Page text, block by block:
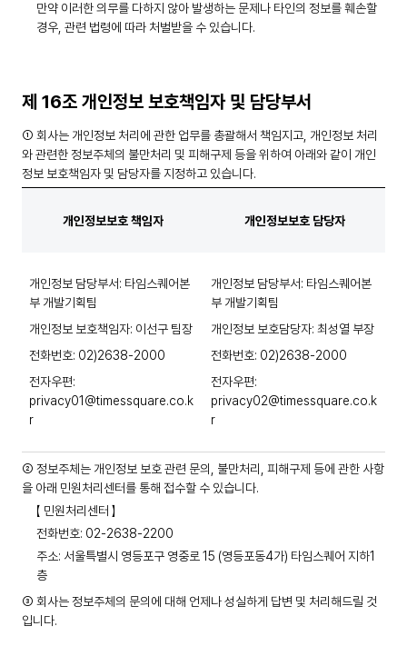
만약 이러한 의무를 다하지 않아 발생하는 문제나 타인의 정보를 훼손할
경우, 관련 법령에 따라 처벌받을 수 있습니다.
제 16조 개인정보 보호책임자 및 담당부서
① 회사는 개인정보 처리에 관한 업무를 총괄해서 책임지고, 개인정보 처리
와 관련한 정보주체의 불만처리 및 피해구제 등을 위하여 아래와 같이 개인
정보 보호책임자 및 담당자를 지정하고 있습니다.
개인정보보호 책임자 개인정보보호 담당자
개인정보 담당부서: 타임스퀘어본
부 개발기획팀
개인정보 보호책임자: 이선구 팀장
전화번호: 02)2638-2000
전자우편:
privacy01@timessquare.co.k
r
개인정보 담당부서: 타임스퀘어본
부 개발기획팀
개인정보 보호담당자: 최성열 부장
전화번호: 02)2638-2000
전자우편:
privacy02@timessquare.co.k
r
② 정보주체는 개인정보 보호 관련 문의, 불만처리, 피해구제 등에 관한 사항
을 아래 민원처리센터를 통해 접수할 수 있습니다.
【 민원처리센터 】
전화번호: 02-2638-2200
주소: 서울특별시 영등포구 영중로 15 (영등포동4가) 타임스퀘어 지하1
층
③ 회사는 정보주체의 문의에 대해 언제나 성실하게 답변 및 처리해드릴 것
입니다.